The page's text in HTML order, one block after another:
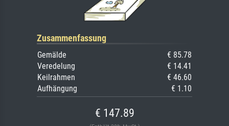
Zusammenfassung
Gemälde
€ 85.78
Veredelung
€ 14.41
Keilrahmen
€ 46.60
Aufhängung
€ 1.10
€ 147.89